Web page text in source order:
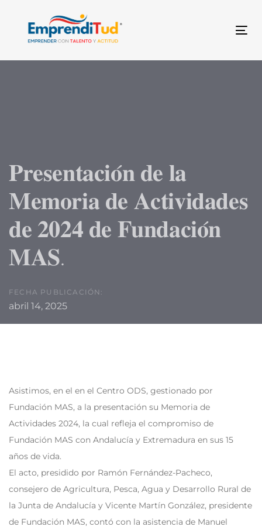
primary
𝐏𝐫𝐞𝐬𝐞𝐧𝐭𝐚𝐜𝐢𝐨́𝐧 𝐝𝐞 𝐥𝐚
𝐌𝐞𝐦𝐨𝐫𝐢𝐚 𝐝𝐞 𝐀𝐜𝐭𝐢𝐯𝐢𝐝𝐚𝐝𝐞𝐬
𝐝𝐞 𝟐𝟎𝟐𝟒 𝐝𝐞 𝐅𝐮𝐧𝐝𝐚𝐜𝐢𝐨́𝐧
𝐌𝐀𝐒.
FECHA PUBLICACIÓN:
abril 14, 2025
Asistimos, en el en el Centro ODS, gestionado por
Fundación MAS, a la presentación su Memoria de
Actividades 2024, la cual refleja el compromiso de
Fundación MAS con Andalucía y Extremadura en sus 15
años de vida.
El acto, presidido por Ramón Fernández-Pacheco,
consejero de Agricultura, Pesca, Agua y Desarrollo Rural de
la Junta de Andalucía y Vicente Martín González, presidente
de Fundación MAS, contó con la asistencia de Manuel